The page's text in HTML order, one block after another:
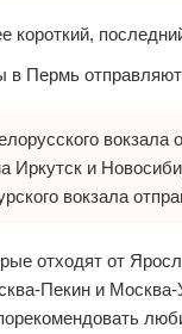
короткий,
Пермь
Иркутск и
вокзала
отходят от
Пекин и